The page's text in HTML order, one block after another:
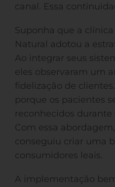
canal. Essa
Suponha que a
Natural adotou a
Ao integrar seus
eles observaram um
fidelização de
porque os pacientes
reconhecidos durante
Com essa
conseguiu criar uma
consumidores leais.
A implementação